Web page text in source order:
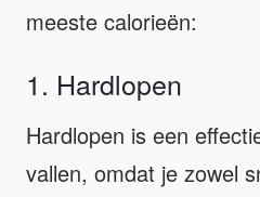
meeste calorieën:
1. Hardlopen
Hardlopen is een
vallen, omdat je zowel